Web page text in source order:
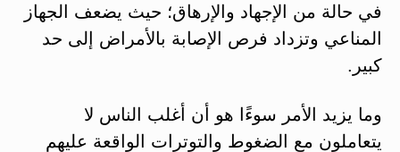
في حالة من الإجهاد والإرهاق؛ حيث يضعف الجهاز
المناعي وتزداد فرص الإصابة بالأمراض إلى حد
كبير.
وما يزيد الأمر سوءًا هو أن أغلب الناس لا
يتعاملون مع الضغوط والتوترات الواقعة عليهم